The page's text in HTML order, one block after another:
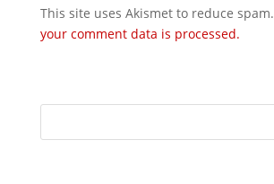
This site uses Akismet to reduce spam.
your comment data is processed.